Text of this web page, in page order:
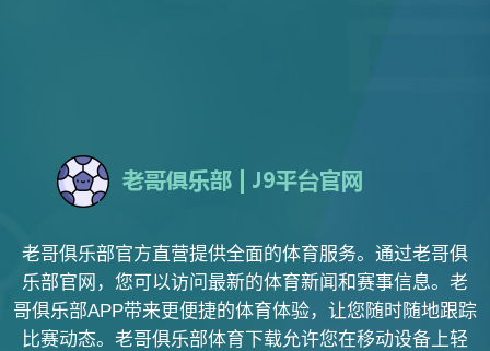
老哥俱乐部官方直营提供全面的体育服务。通过老哥俱
乐部官网，您可以访问最新的体育新闻和赛事信息。老
哥俱乐部APP带来更便捷的体育体验，让您随时随地跟踪
比赛动态。老哥俱乐部体育下载允许您在移动设备上轻